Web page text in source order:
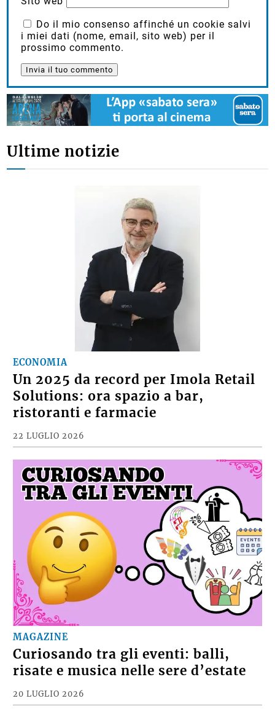
Do il mio consenso affinché un cookie salvi
i miei dati (nome, email, sito web) per il
prossimo commento.
Ultime notizie
ECONOMIA
Un 2025 da record per Imola Retail
Solutions: ora spazio a bar,
ristoranti e farmacie
22 LUGLIO 2026
MAGAZINE
Curiosando tra gli eventi: balli,
risate e musica nelle sere d’estate
20 LUGLIO 2026